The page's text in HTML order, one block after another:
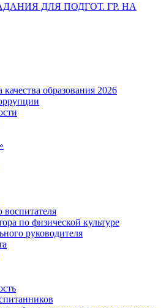
ДЛЯ ПОДГОТ. ГР. НА
образования 2026
воспитателя
по физической культуре
руководителя